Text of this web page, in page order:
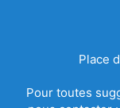
Place
Pour toutes